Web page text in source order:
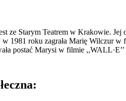
ze Starym Teatrem w Krakowie. Jej
w 1981 roku zagrała Marię Wilczur
postać Marysi w filmie